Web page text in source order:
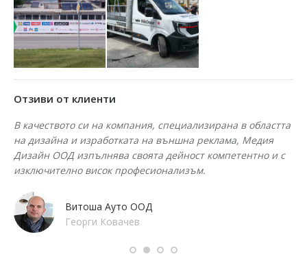
Отзиви от клиенти
В качеството си на компания, специализирана в областта
на дизайна и изработката на външна реклама, Медия
Дизайн ООД изпълнява своята дейност компетентно и с
изключително висок професионализъм.
Витоша Ауто ООД
Георги Ковачев